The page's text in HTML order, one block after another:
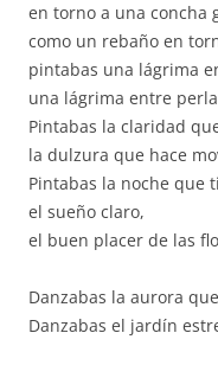
en torno a una concha
como un rebaño en
pintabas una lágrima
una lágrima entre
Pintabas la claridad
la dulzura que hace
Pintabas la noche que
el sueño claro,
el buen placer de las
Danzabas la aurora
Danzabas el jardín